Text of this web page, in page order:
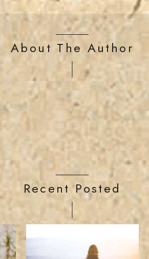
About The Author
Recent Posted